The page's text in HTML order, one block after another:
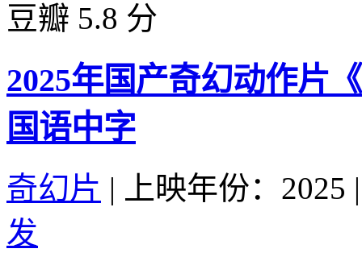
豆瓣 5.8 分
2025年国产奇幻动作片
国语中字
奇幻片 | 上映年份：2025 |
发